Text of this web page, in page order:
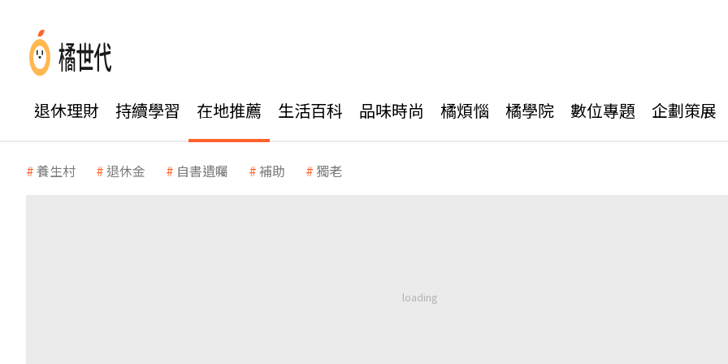
退休理財 持續學習 在地推薦 生活百科 品味時尚 橘煩惱 橘學院 數位專題 企劃策展
養生村 退休金 自書遺囑 補助 獨老